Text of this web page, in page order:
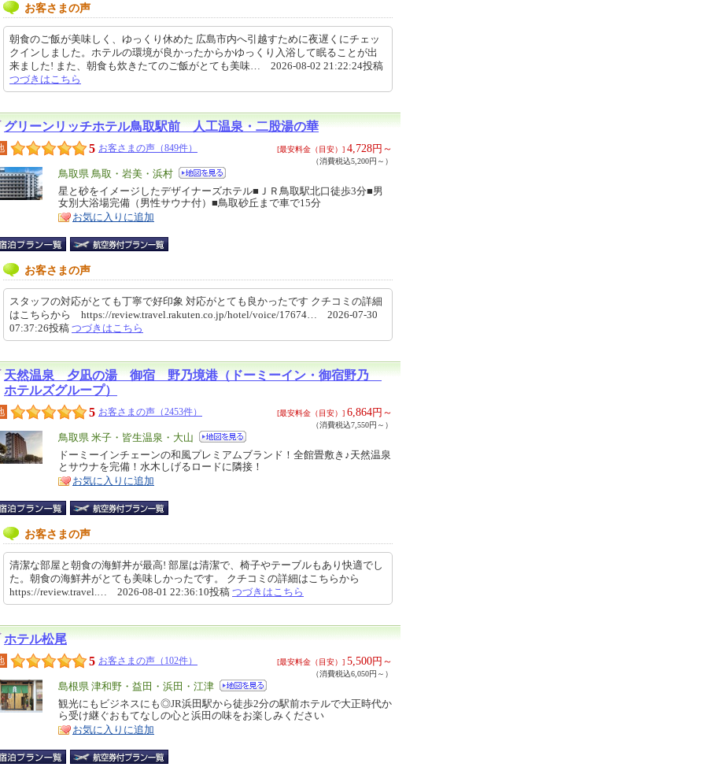
お客さまの声
朝食のご飯が美味しく、ゆっくり休めた 広島市内へ引越すために夜遅くにチェッ
クインしました。ホテルの環境が良かったからかゆっくり入浴して眠ることが出
来ました! また、朝食も炊きたてのご飯がとても美味… 2026-08-02 21:22:24投稿
つづきはこちら
グリーンリッチホテル鳥取駅前 人工温泉・二股湯の華
5 お客さまの声（849件） [最安料金（目安）] 4,728円～
（消費税込5,200円～）
エ
リ
ア
鳥取県 鳥取・岩美・浜村
特
徴
星と砂をイメージしたデザイナーズホテル■ＪＲ鳥取駅北口徒歩3分■男
女別大浴場完備（男性サウナ付）■鳥取砂丘まで車で15分
お気に入りに追加
お客さまの声
スタッフの対応がとても丁寧で好印象 対応がとても良かったです クチコミの詳細
はこちらから https://review.travel.rakuten.co.jp/hotel/voice/17674… 2026-07-30
07:37:26投稿 つづきはこちら
天然温泉 夕凪の湯 御宿 野乃境港（ドーミーイン・御宿野乃
ホテルズグループ）
5 お客さまの声（2453件） [最安料金（目安）] 6,864円～
（消費税込7,550円～）
エ
リ
ア
鳥取県 米子・皆生温泉・大山
特
徴
ドーミーインチェーンの和風プレミアムブランド！全館畳敷き♪天然温泉
とサウナを完備！水木しげるロードに隣接！
お気に入りに追加
お客さまの声
清潔な部屋と朝食の海鮮丼が最高! 部屋は清潔で、椅子やテーブルもあり快適でし
た。朝食の海鮮丼がとても美味しかったです。 クチコミの詳細はこちらから
https://review.travel.… 2026-08-01 22:36:10投稿 つづきはこちら
ホテル松尾
5 お客さまの声（102件） [最安料金（目安）] 5,500円～
（消費税込6,050円～）
エ
リ
ア
島根県 津和野・益田・浜田・江津
特
徴
観光にもビジネスにも◎JR浜田駅から徒歩2分の駅前ホテルで大正時代か
ら受け継ぐおもてなしの心と浜田の味をお楽しみください
お気に入りに追加